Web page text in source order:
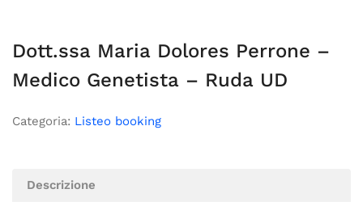
Dott.ssa Maria Dolores Perrone –
Medico Genetista – Ruda UD
Categoria: Listeo booking
Descrizione